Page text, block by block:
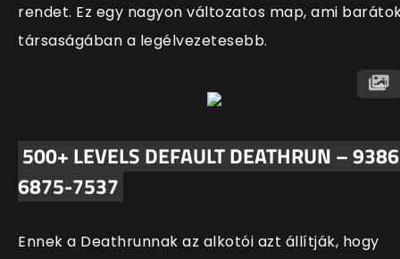
rendet. Ez egy nagyon változatos map, ami
társaságában a legélvezetesebb.
500+ LEVELS DEFAULT DEATHRUN –
6875-7537
Ennek a Deathrunnak az alkotói azt állítják, hogy